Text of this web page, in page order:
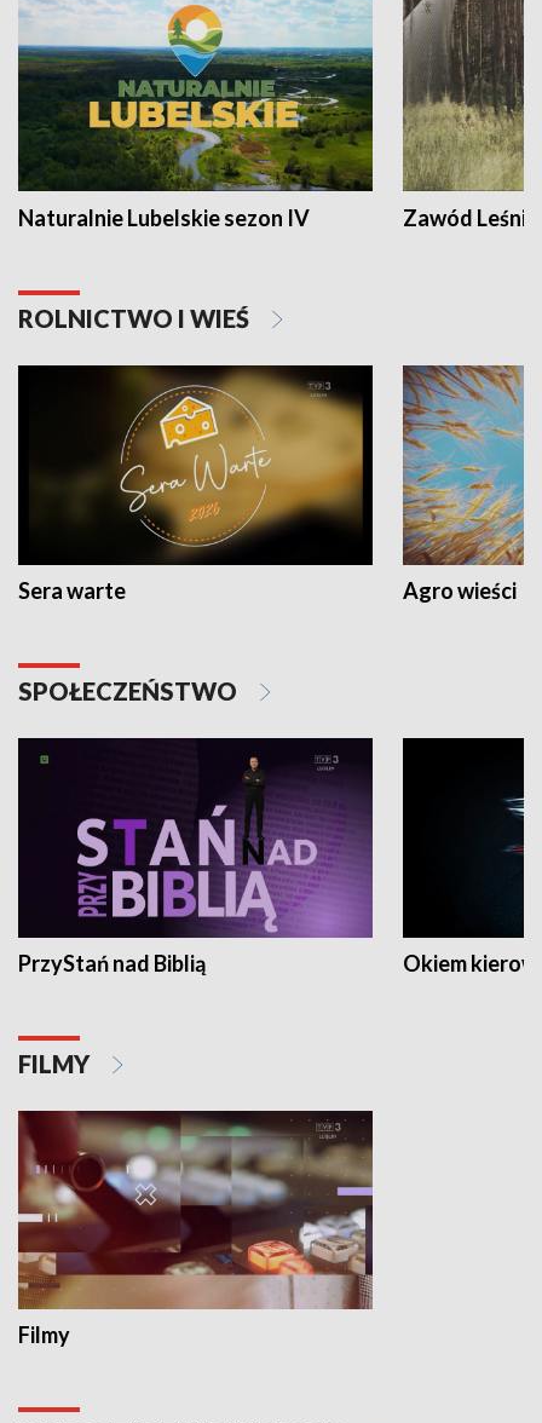
Naturalnie Lubelskie sezon IV Zawód Leśnik
ROLNICTWO I WIEŚ
Sera warte Agro wieści
SPOŁECZEŃSTWO
PrzyStań nad Biblią Okiem
FILMY
Filmy